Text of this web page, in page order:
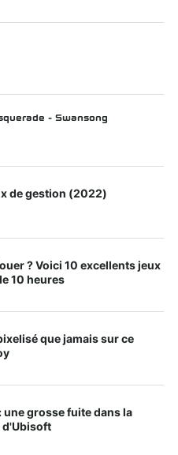
- Swansong
de gestion (2022)
? Voici 10 excellents jeux
10 heures
que jamais sur ce
une grosse fuite dans la
d'Ubisoft